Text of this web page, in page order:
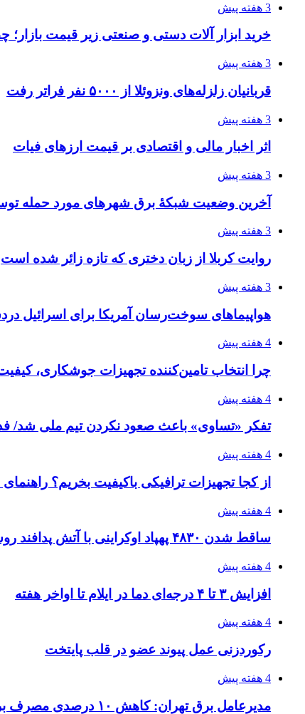
3 هفته پیش
خرید ابزار آلات دستی و صنعتی زیر قیمت بازار؛
3 هفته پیش
قربانیان زلزله‌های ونزوئلا از ۵۰۰۰ نفر فراتر رفت
3 هفته پیش
اثر اخبار مالی و اقتصادی بر قیمت ارزهای فیات
3 هفته پیش
آخرین وضعیت شبکۀ برق شهرهای مورد حمله
3 هفته پیش
روایت کربلا از زبان دختری که تازه زائر شده است
3 هفته پیش
هواپیماهای سوخت‌رسان آمریکا برای اسرائیل
4 هفته پیش
چرا انتخاب تامین‌کننده تجهیزات جوشکاری،
4 هفته پیش
تفکر «تساوی» باعث صعود نکردن تیم ملی شد/
4 هفته پیش
از کجا تجهیزات ترافیکی باکیفیت بخریم؟
4 هفته پیش
ساقط شدن ۴۸۳۰ پهپاد اوکراینی با آتش پدافند روسیه
4 هفته پیش
افزایش ۳ تا ۴ درجه‌ای دما در ایلام تا اواخر هفته
4 هفته پیش
رکوردزنی عمل پیوند عضو در قلب پایتخت
4 هفته پیش
مدیرعامل برق تهران: کاهش ۱۰ درصدی مصرف برق، ضامن پایداری شبکه است